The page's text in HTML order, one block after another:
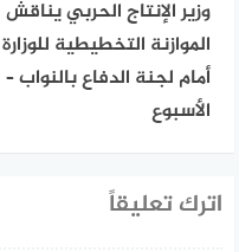
وزير الإنتاج الحربي يناقش
الموازنة التخطيطية للوزارة
أمام لجنة الدفاع بالنواب –
الأسبوع
اترك تعليقاً